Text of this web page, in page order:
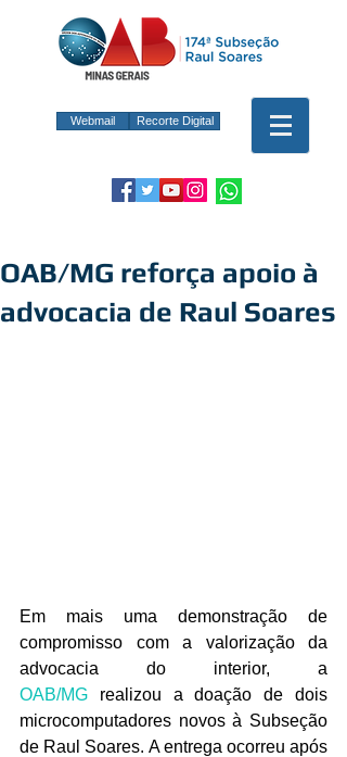
Webmail Recorte Digital
OAB/MG reforça apoio à
advocacia de Raul Soares
Em mais uma demonstração de
compromisso com a valorização da
OAB/MG realizou a doação de dois
microcomputadores novos à Subseção
de Raul Soares. A entrega ocorreu após